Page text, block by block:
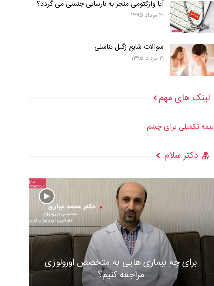
آیا وازکتومی منجر به نارسایی جنسی می گردد؟
۲۰ مرداد ۱۳۹۵
سوالات شایع زگیل تناسلی
۱۹ مرداد ۱۳۹۵
لینک های مهم
بیمه تکمیلی برای چشم
دکتر سلام
عوارض و علل گذاشتن باطری قلب +ویدئو